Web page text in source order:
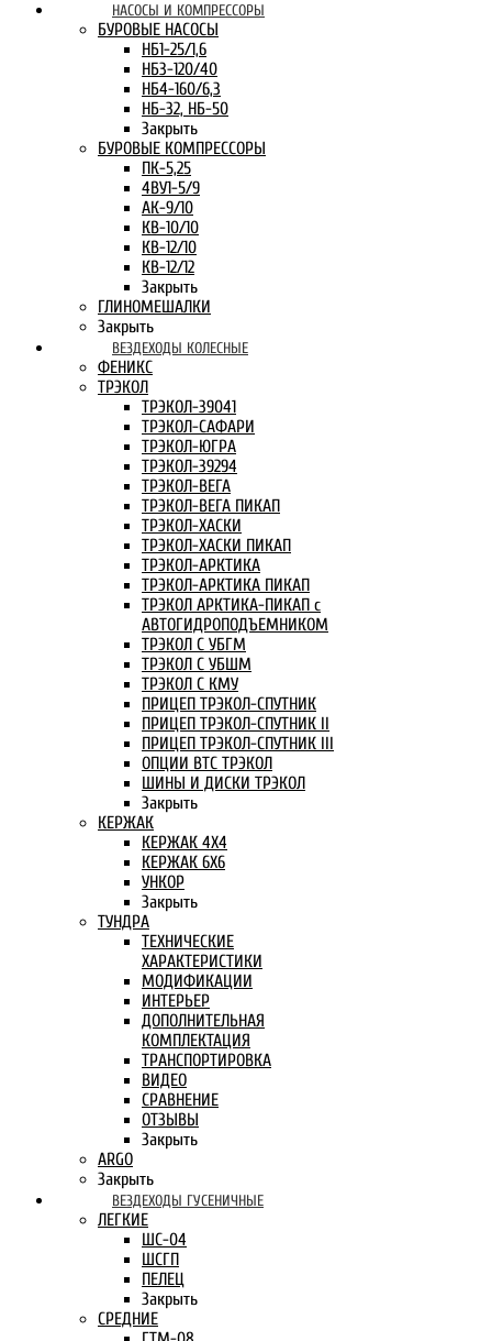
НАСОСЫ И КОМПРЕССОРЫ
БУРОВЫЕ НАСОСЫ
НБ1-25/1,6
НБ3-120/40
НБ4-160/6,3
НБ-32, НБ-50
Закрыть
БУРОВЫЕ КОМПРЕССОРЫ
ПК-5,25
4ВУ1-5/9
АК-9/10
КВ-10/10
КВ-12/10
КВ-12/12
Закрыть
ГЛИНОМЕШАЛКИ
Закрыть
ВЕЗДЕХОДЫ КОЛЕСНЫЕ
ФЕНИКС
ТРЭКОЛ
ТРЭКОЛ-39041
ТРЭКОЛ-САФАРИ
ТРЭКОЛ-ЮГРА
ТРЭКОЛ-39294
ТРЭКОЛ-ВЕГА
ТРЭКОЛ-ВЕГА ПИКАП
ТРЭКОЛ-ХАСКИ
ТРЭКОЛ-ХАСКИ ПИКАП
ТРЭКОЛ-АРКТИКА
ТРЭКОЛ-АРКТИКА ПИКАП
ТРЭКОЛ АРКТИКА-ПИКАП с
АВТОГИДРОПОДЪЕМНИКОМ
ТРЭКОЛ С УБГМ
ТРЭКОЛ С УБШМ
ТРЭКОЛ С КМУ
ПРИЦЕП ТРЭКОЛ-СПУТНИК
ПРИЦЕП ТРЭКОЛ-СПУТНИК II
ПРИЦЕП ТРЭКОЛ-СПУТНИК III
ОПЦИИ ВТС ТРЭКОЛ
ШИНЫ И ДИСКИ ТРЭКОЛ
Закрыть
КЕРЖАК
КЕРЖАК 4Х4
КЕРЖАК 6Х6
УНКОР
Закрыть
ТУНДРА
ТЕХНИЧЕСКИЕ
ХАРАКТЕРИСТИКИ
МОДИФИКАЦИИ
ИНТЕРЬЕР
ДОПОЛНИТЕЛЬНАЯ
КОМПЛЕКТАЦИЯ
ТРАНСПОРТИРОВКА
ВИДЕО
СРАВНЕНИЕ
ОТЗЫВЫ
Закрыть
ARGO
Закрыть
ВЕЗДЕХОДЫ ГУСЕНИЧНЫЕ
ЛЕГКИЕ
ШС-04
ШСГП
ПЕЛЕЦ
Закрыть
СРЕДНИЕ